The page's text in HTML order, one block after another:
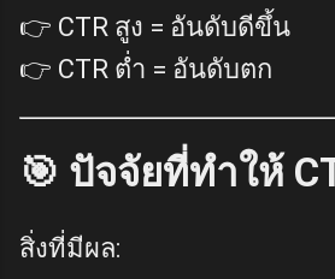
👉 CTR สูง = อันดับดีขึ้น
👉 CTR ต่ำ = อันดับตก
🎯 ปัจจัยที่ทำให้
สิ่งที่มีผล: